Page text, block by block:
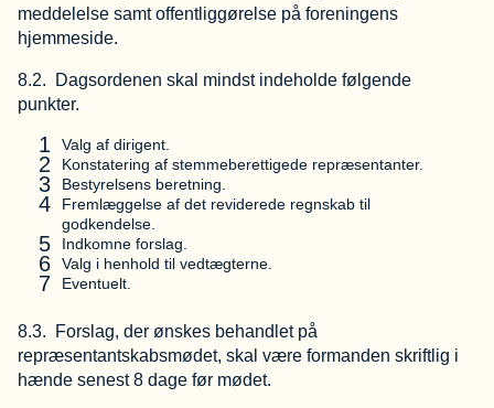
meddelelse samt offentliggørelse på foreningens
hjemmeside.
8.2. Dagsordenen skal mindst indeholde følgende
punkter.
Valg af dirigent.
Konstatering af stemmeberettigede repræsentanter.
Bestyrelsens beretning.
Fremlæggelse af det reviderede regnskab til
godkendelse.
Indkomne forslag.
Valg i henhold til vedtægterne.
Eventuelt.
8.3. Forslag, der ønskes behandlet på
repræsentantskabsmødet, skal være formanden skriftlig i
hænde senest 8 dage før mødet.